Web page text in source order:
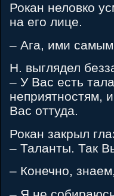
Рокан неловко
на его лице.
– Ага, ими
H. выглядел
– У Вас есть
неприятностям,
Вас оттуда.
Рокан закрыл
– Таланты. Так
– Конечно,